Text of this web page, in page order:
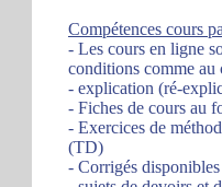
Compétences cours
- Les cours en ligne
conditions comme
- explication (ré-
- Fiches de cours au
- Exercices de
(TD)
- Corrigés